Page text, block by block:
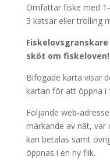
Omfattar fiske med
3 katsar eller trolling
sköt om fiskeloven!
Bifogade karta visar
kartan för att öppna i
Följande web-
märkande av nät, var
kan betalas samt
öppnas i en ny flik.